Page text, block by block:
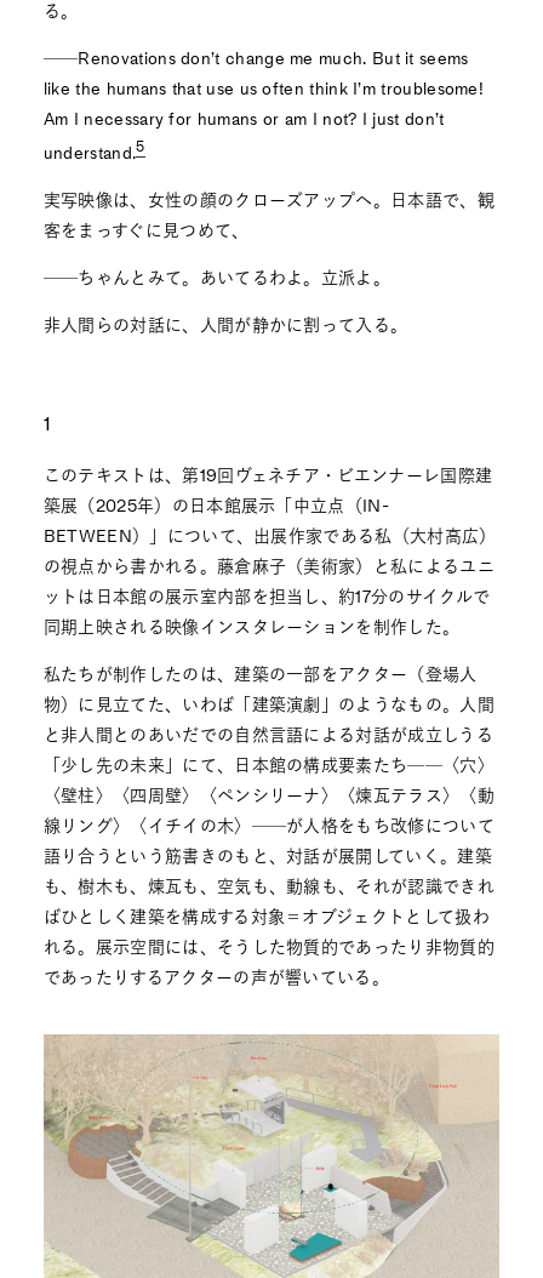
る。
──Renovations don’t change me much. But it seems
like the humans that use us often think I’m troublesome!
Am I necessary for humans or am I not? I just don’t
understand.5
実写映像は、女性の顔のクローズアップへ。日本語で、観
客をまっすぐに見つめて、
──ちゃんとみて。あいてるわよ。立派よ。
非人間らの対話に、人間が静かに割って入る。
1
このテキストは、第19回ヴェネチア・ビエンナーレ国際建
築展（2025年）の日本館展示「中立点（IN-
BETWEEN）」について、出展作家である私（大村高広）
の視点から書かれる。藤倉麻子（美術家）と私によるユニ
ットは日本館の展示室内部を担当し、約17分のサイクルで
同期上映される映像インスタレーションを制作した。
私たちが制作したのは、建築の一部をアクター（登場人
物）に見立てた、いわば「建築演劇」のようなもの。人間
と非人間とのあいだでの自然言語による対話が成立しうる
「少し先の未来」にて、日本館の構成要素たち──〈穴〉
〈壁柱〉〈四周壁〉〈ペンシリーナ〉〈煉瓦テラス〉〈動
線リング〉〈イチイの木〉──が人格をもち改修について
語り合うという筋書きのもと、対話が展開していく。建築
も、樹木も、煉瓦も、空気も、動線も、それが認識できれ
ばひとしく建築を構成する対象＝オブジェクトとして扱わ
れる。展示空間には、そうした物質的であったり非物質的
であったりするアクターの声が響いている。